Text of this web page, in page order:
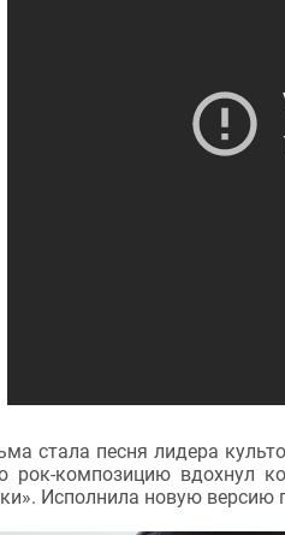
стала песня лидера
рок-композицию вдохнул
Исполнила новую версию